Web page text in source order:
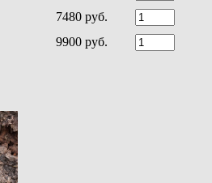
7480 руб.
9900 руб.